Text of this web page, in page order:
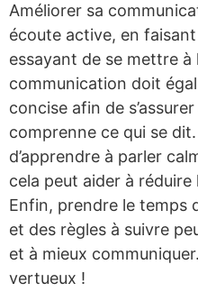
Améliorer sa
écoute active, en
essayant de se mettre à
communication doit
concise afin de
comprenne ce qui se
d’apprendre à parler
cela peut aider à
Enfin, prendre le temps
et des règles à suivre
et à mieux
vertueux !